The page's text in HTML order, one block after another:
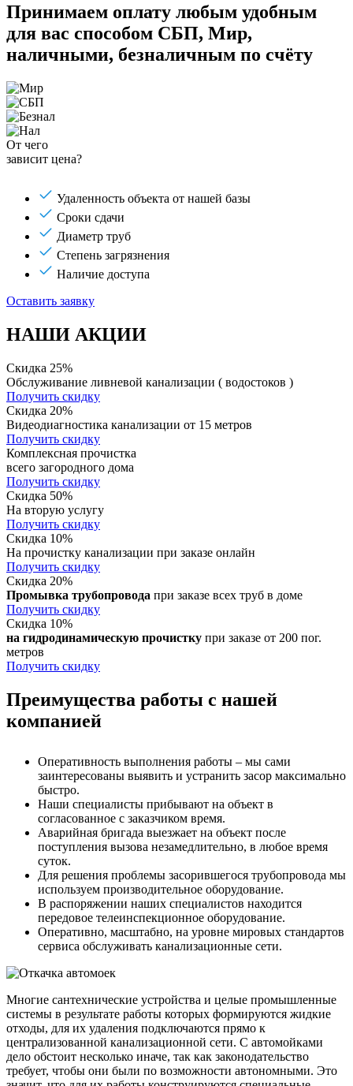
Принимаем оплату любым удобным
для вас способом СБП, Мир,
наличными, безналичным по счёту
От чего
зависит цена?
Удаленность объекта от нашей базы
Сроки сдачи
Диаметр труб
Степень загрязнения
Наличие доступа
Оставить заявку
НАШИ АКЦИИ
Скидка 25%
Обслуживание ливневой канализации ( водостоков )
Получить скидку
Скидка 20%
Видеодиагностика канализации от 15 метров
Получить скидку
Комплексная прочистка
всего загородного дома
Получить скидку
Скидка 50%
На вторую услугу
Получить скидку
Скидка 10%
На прочистку канализации при заказе онлайн
Получить скидку
Скидка 20%
Промывка трубопровода при заказе всех труб в доме
Получить скидку
Скидка 10%
на гидродинамическую прочистку при заказе от 200 пог.
метров
Получить скидку
Преимущества работы с нашей
компанией
Оперативность выполнения работы – мы сами
заинтересованы выявить и устранить засор максимально
быстро.
Наши специалисты прибывают на объект в
согласованное с заказчиком время.
Аварийная бригада выезжает на объект после
поступления вызова незамедлительно, в любое время
суток.
Для решения проблемы засорившегося трубопровода мы
используем производительное оборудование.
В распоряжении наших специалистов находится
передовое телеинспекционное оборудование.
Оперативно, масштабно, на уровне мировых стандартов
сервиса обслуживать канализационные сети.
Многие сантехнические устройства и целые промышленные
системы в результате работы которых формируются жидкие
отходы, для их удаления подключаются прямо к
централизованной канализационной сети. С автомойками
дело обстоит несколько иначе, так как законодательство
требует, чтобы они были по возможности автономными. Это